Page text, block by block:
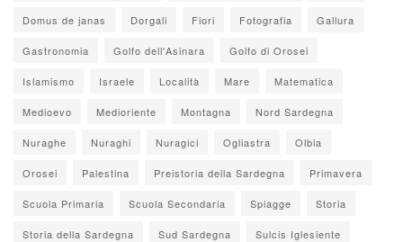
Domus de janas Dorgali Fiori Fotografia Gallura
Gastronomia Golfo dell'Asinara Golfo di Orosei
Islamismo Israele Località Mare Matematica
Medioevo Medioriente Montagna Nord Sardegna
Nuraghe Nuraghi Nuragici Ogliastra Olbia
Orosei Palestina Preistoria della Sardegna Primavera
Scuola Primaria Scuola Secondaria Spiagge Storia
Storia della Sardegna Sud Sardegna Sulcis Iglesiente